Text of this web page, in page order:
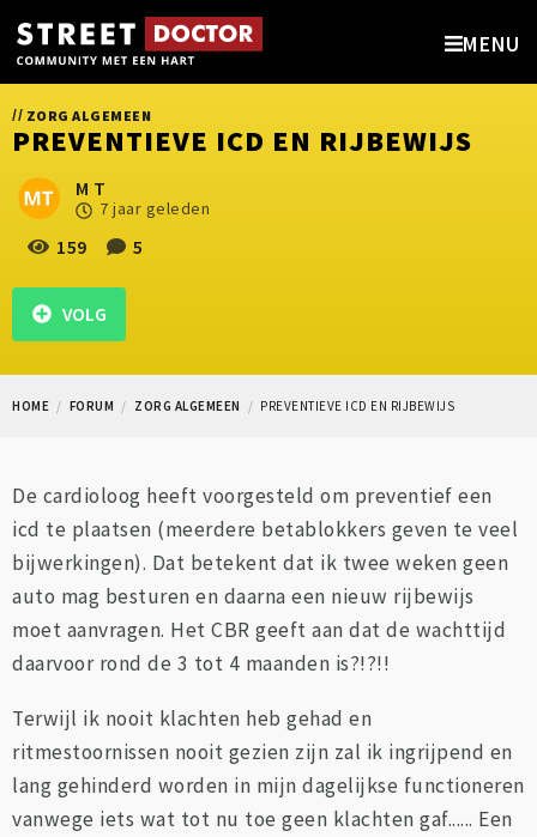
MENU
// ZORG ALGEMEEN
PREVENTIEVE ICD EN RIJBEWIJS
M T
7 jaar geleden
159 5
VOLG
HOME FORUM ZORG ALGEMEEN PREVENTIEVE ICD EN RIJBEWIJS
De cardioloog heeft voorgesteld om preventief een
icd te plaatsen (meerdere betablokkers geven te veel
bijwerkingen). Dat betekent dat ik twee weken geen
auto mag besturen en daarna een nieuw rijbewijs
moet aanvragen. Het CBR geeft aan dat de wachttijd
daarvoor rond de 3 tot 4 maanden is?!?!!
Terwijl ik nooit klachten heb gehad en
ritmestoornissen nooit gezien zijn zal ik ingrijpend en
lang gehinderd worden in mijn dagelijkse functioneren
vanwege iets wat tot nu toe geen klachten gaf...... Een